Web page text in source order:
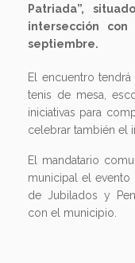
Patriada”,
intersección
septiembre.
El encuentro
tenis de mesa,
iniciativas para
celebrar también el
El mandatario
municipal el evento
de Jubilados y
con el municipio.